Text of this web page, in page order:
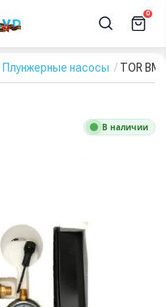
0
Плунжерные насосы TOR BM
В наличии